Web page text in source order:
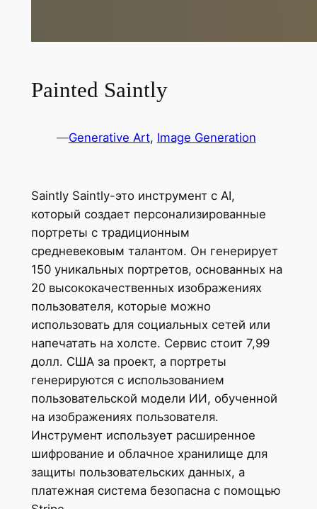
Painted Saintly
—Generative Art, Image Generation
Saintly Saintly-это инструмент с AI,
который создает персонализированные
портреты с традиционным
средневековым талантом. Он генерирует
150 уникальных портретов, основанных на
20 высококачественных изображениях
пользователя, которые можно
использовать для социальных сетей или
напечатать на холсте. Сервис стоит 7,99
долл. США за проект, а портреты
генерируются с использованием
пользовательской модели ИИ, обученной
на изображениях пользователя.
Инструмент использует расширенное
шифрование и облачное хранилище для
защиты пользовательских данных, а
платежная система безопасна с помощью